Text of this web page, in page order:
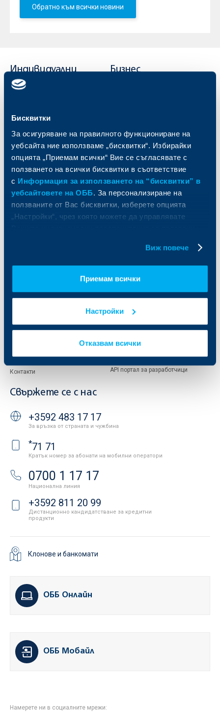
Бисквитки
За осигуряване на правилното функциониране на
уебсайта ние използваме „бисквитки“. Избирайки
опцията „Приемам всички“ Вие се съгласявате с
ползването на всички бисквитки в съответствие
с Информация за използването на “бисквитки” в
уебсайтовете на ОББ. За персонализиране на
ползваните от Вас бисквитки, изберете опцията
„Настройки“, чрез която можете да управлявате
Виж повече
Приемам всички
Настройки
Отказвам всички
Обратно към всички новини
Индивидуални
клиенти
Спестявания и инвестиции
Частно банкиране
Застраховки
Актуализация на клиентски данни
Бизнес
ПОС терминали
Пазари, инвестиционно банкиране
и попечителски услуги
Факторинг
Кредити за собственици на фирми
Финансови институции и суверени
За ОББ
Европейско финансиране
Отчети и анализи
ОББ Галерия
Контакти
Групата на KBC
ОББ Интерлийз
ОББ Застрахователен брокер
Условия за ползване на сайта
Защита на личните данни
Важни документи
API портал за разработчици
Свържете се с нас
+3592 483 17 17
За връзка от страната и чужбина
*71 71
Кратък номер за абонати на мобилни оператори
0700 1 17 17
Национална линия
+3592 811 20 99
Дистанционно кандидатстване за кредитни
продукти
Клонове и банкомати
ОББ Онлайн
ОББ Мобайл
Намерете ни в социалните мрежи: